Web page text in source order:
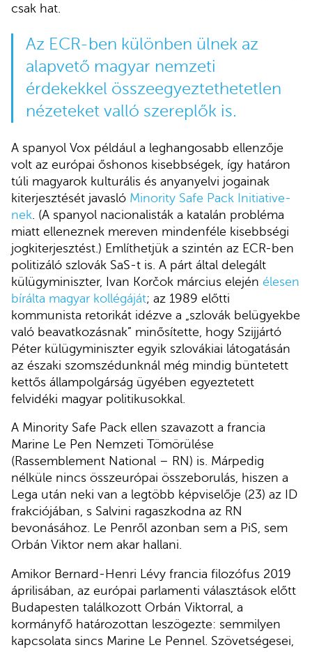
csak hat.
Az ECR-ben különben ülnek az
alapvető magyar nemzeti
érdekekkel összeegyeztethetetlen
nézeteket valló szereplők is.
A spanyol Vox például a leghangosabb ellenzője
volt az európai őshonos kisebbségek, így határon
túli magyarok kulturális és anyanyelvi jogainak
kiterjesztését javasló Minority Safe Pack Initiative-
nek . (A spanyol nacionalisták a katalán probléma
miatt elleneznek mereven mindenféle kisebbségi
jogkiterjesztést.) Említhetjük a szintén az ECR-ben
politizáló szlovák SaS-t is. A párt által delegált
külügyminiszter, Ivan Korčok március elején élesen
bírálta magyar kollégáját; az 1989 előtti
kommunista retorikát idézve a „szlovák belügyekbe
való beavatkozásnak” minősítette, hogy Szijjártó
Péter külügyminiszter egyik szlovákiai látogatásán
az északi szomszédunknál még mindig büntetett
kettős állampolgárság ügyében egyeztetett
felvidéki magyar politikusokkal.
A Minority Safe Pack ellen szavazott a francia
Marine Le Pen Nemzeti Tömörülése
(Rassemblement National – RN) is. Márpedig
nélküle nincs összeurópai összeborulás, hiszen a
Lega után neki van a legtöbb képviselője (23) az ID
frakciójában, s Salvini ragaszkodna az RN
bevonásához. Le Penről azonban sem a PiS, sem
Orbán Viktor nem akar hallani.
Amikor Bernard-Henri Lévy francia filozófus 2019
áprilisában, az európai parlamenti választások előtt
Budapesten találkozott Orbán Viktorral, a
kormányfő határozottan leszögezte: semmilyen
kapcsolata sincs Marine Le Pennel. Szövetségesei,